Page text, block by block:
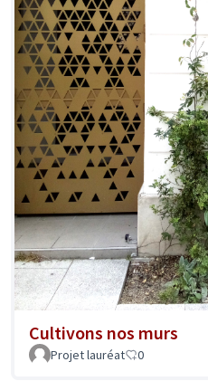
Cultivons nos murs
Projet lauréat 0